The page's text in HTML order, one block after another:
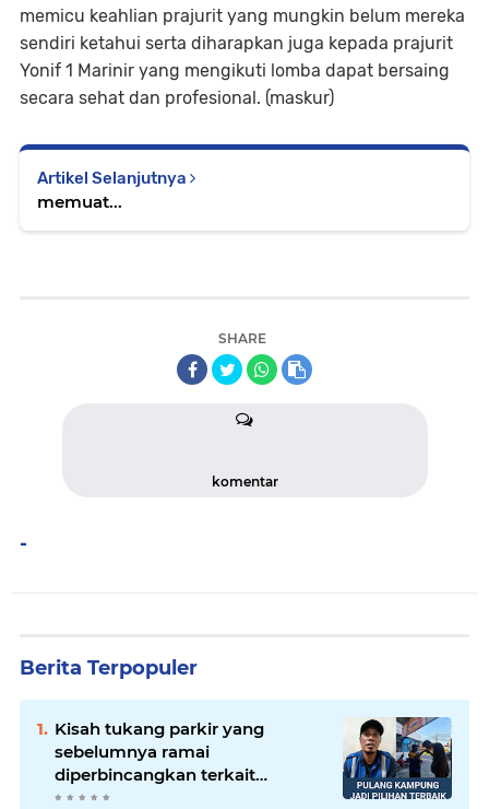
memicu keahlian prajurit yang mungkin belum mereka
sendiri ketahui serta diharapkan juga kepada prajurit
Yonif 1 Marinir yang mengikuti lomba dapat bersaing
secara sehat dan profesional. (maskur)
Artikel Selanjutnya
memuat...
SHARE
komentar
-
Berita Terpopuler
Kisah tukang parkir yang
sebelumnya ramai
diperbincangkan terkait
persoalan parkir gratis di